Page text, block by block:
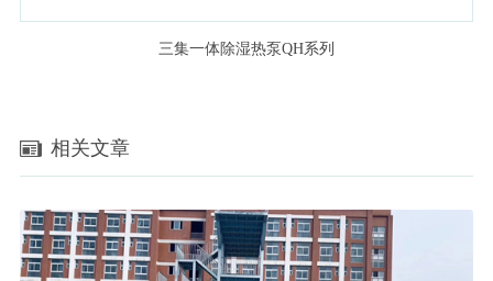
三集一体除湿热泵QH系列
相关文章